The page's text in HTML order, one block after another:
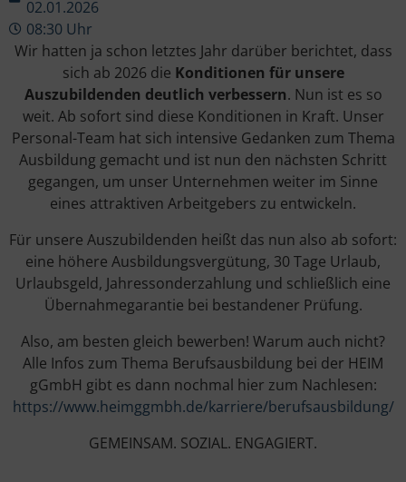
02.01.2026
08:30 Uhr
Wir hatten ja schon letztes Jahr darüber berichtet, dass
sich ab 2026 die Konditionen für unsere
Auszubildenden deutlich verbessern. Nun ist es so
weit. Ab sofort sind diese Konditionen in Kraft. Unser
Personal-Team hat sich intensive Gedanken zum Thema
Ausbildung gemacht und ist nun den nächsten Schritt
gegangen, um unser Unternehmen weiter im Sinne
eines attraktiven Arbeitgebers zu entwickeln.
Für unsere Auszubildenden heißt das nun also ab sofort:
eine höhere Ausbildungsvergütung, 30 Tage Urlaub,
Urlaubsgeld, Jahressonderzahlung und schließlich eine
Übernahmegarantie bei bestandener Prüfung.
Also, am besten gleich bewerben! Warum auch nicht?
Alle Infos zum Thema Berufsausbildung bei der HEIM
gGmbH gibt es dann nochmal hier zum Nachlesen:
https://www.heimggmbh.de/karriere/berufsausbildung/
GEMEINSAM. SOZIAL. ENGAGIERT.